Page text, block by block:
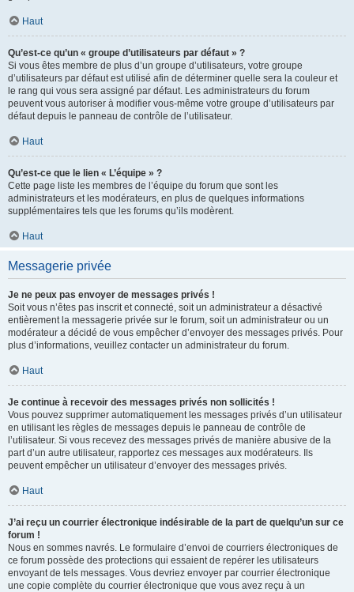
Haut
Qu’est-ce qu’un « groupe d’utilisateurs par défaut » ?
Si vous êtes membre de plus d’un groupe d’utilisateurs, votre groupe
d’utilisateurs par défaut est utilisé afin de déterminer quelle sera la couleur et
le rang qui vous sera assigné par défaut. Les administrateurs du forum
peuvent vous autoriser à modifier vous-même votre groupe d’utilisateurs par
défaut depuis le panneau de contrôle de l’utilisateur.
Haut
Qu’est-ce que le lien « L’équipe » ?
Cette page liste les membres de l’équipe du forum que sont les
administrateurs et les modérateurs, en plus de quelques informations
supplémentaires tels que les forums qu’ils modèrent.
Haut
Messagerie privée
Je ne peux pas envoyer de messages privés !
Soit vous n’êtes pas inscrit et connecté, soit un administrateur a désactivé
entièrement la messagerie privée sur le forum, soit un administrateur ou un
modérateur a décidé de vous empêcher d’envoyer des messages privés. Pour
plus d’informations, veuillez contacter un administrateur du forum.
Haut
Je continue à recevoir des messages privés non sollicités !
Vous pouvez supprimer automatiquement les messages privés d’un utilisateur
en utilisant les règles de messages depuis le panneau de contrôle de
l’utilisateur. Si vous recevez des messages privés de manière abusive de la
part d’un autre utilisateur, rapportez ces messages aux modérateurs. Ils
peuvent empêcher un utilisateur d’envoyer des messages privés.
Haut
J’ai reçu un courrier électronique indésirable de la part de quelqu’un sur ce
forum !
Nous en sommes navrés. Le formulaire d’envoi de courriers électroniques de
ce forum possède des protections qui essaient de repérer les utilisateurs
envoyant de tels messages. Vous devriez envoyer par courrier électronique
une copie complète du courrier électronique que vous avez reçu à un